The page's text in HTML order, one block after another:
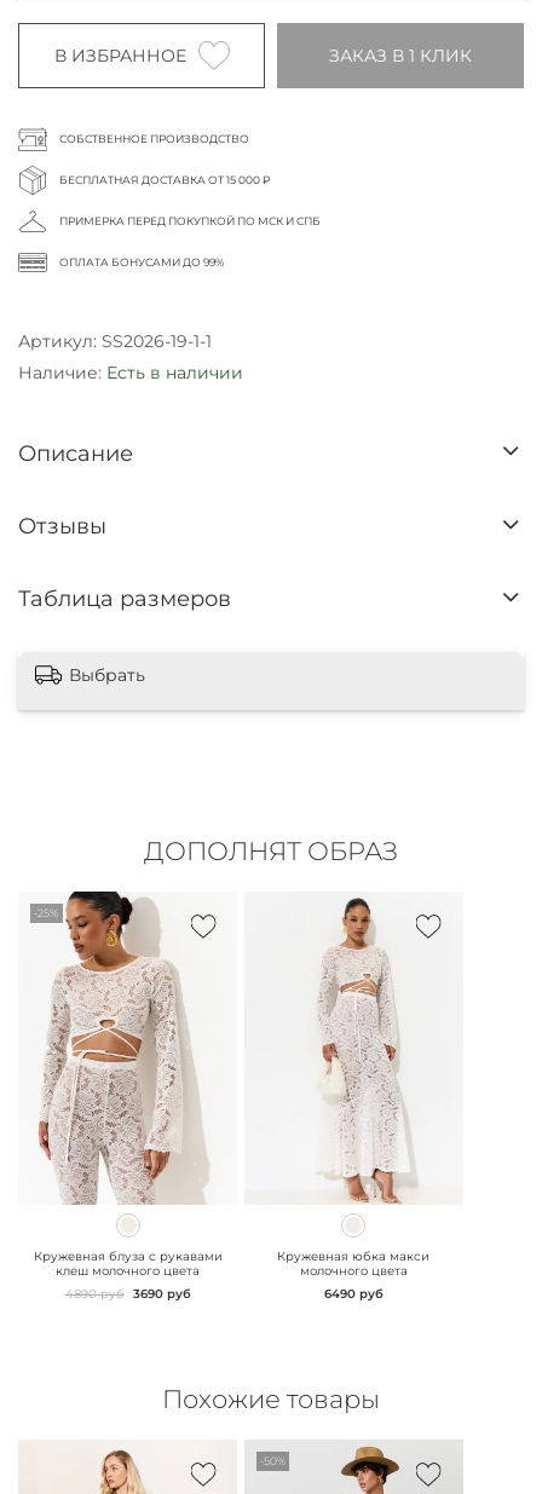
В ИЗБРАННОЕ ЗАКАЗ В 1 КЛИК
СОБСТВЕННОЕ ПРОИЗВОДСТВО
БЕСПЛАТНАЯ ДОСТАВКА ОТ 15 000 ₽
ПРИМЕРКА ПЕРЕД ПОКУПКОЙ ПО МСК И СПБ
ОПЛАТА БОНУСАМИ ДО 99%
Артикул: SS2026-19-1-1
Наличие: Есть в наличии
Описание
Отзывы
Таблица размеров
Выбрать
ДОПОЛНЯТ ОБРАЗ
-25%
" class="js-prevent-
Кружевная блуза с рукавами
клеш молочного цвета
4890 руб 3690 руб
" class="js-prevent-
Кружевная юбка макси
молочного цвета
6490 руб
Похожие товары
-50%